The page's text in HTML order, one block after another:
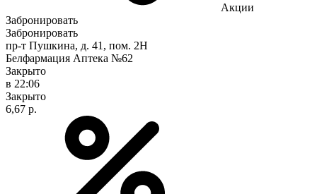
Акции
Забронировать
Забронировать
пр-т Пушкина, д. 41, пом. 2Н
Белфармация Аптека №62
Закрыто
в 22:06
Закрыто
6,67 р.